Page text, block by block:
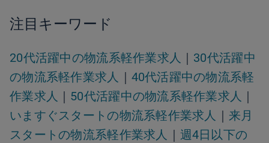
注目キーワード
20代活躍中の物流系軽作業求人 ｜ 30代活躍中
の物流系軽作業求人 ｜ 40代活躍中の物流系軽
作業求人 ｜ 50代活躍中の物流系軽作業求人 ｜
いますぐスタートの物流系軽作業求人 ｜ 来月
スタートの物流系軽作業求人 ｜ 週4日以下の